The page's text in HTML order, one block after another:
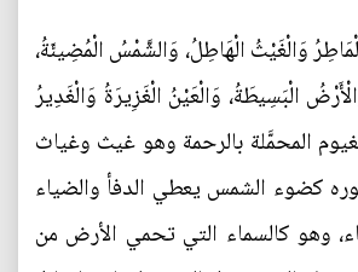
وَالْغَيْثُ الْهَاطِلُ‌، وَالشَّمْسُ الْمُضِيئَةُ،
الْبَسِيطَةُ، وَالْعَيْنُ الْغَزِيرَةُ وَالْغَدِيرُ
المحمَّلة بالرحمة وهو غيث وغياث
كضوء الشمس يعطي الدفأ والضياء
وهو كالسماء التي تحمي الأرض من